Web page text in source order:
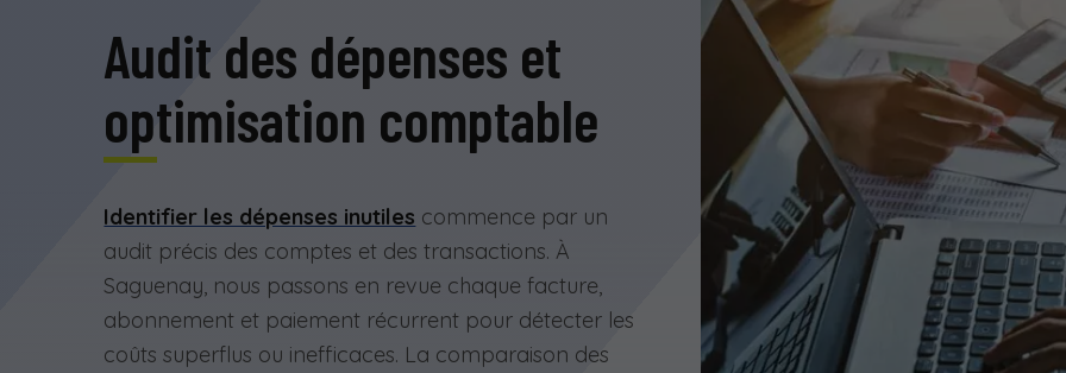
Audit des dépenses et
optimisation comptable
Identifier les dépenses inutiles commence par un
audit précis des comptes et des transactions. À
Saguenay, nous passons en revue chaque facture,
abonnement et paiement récurrent pour détecter les
coûts superflus ou inefficaces. La comparaison des